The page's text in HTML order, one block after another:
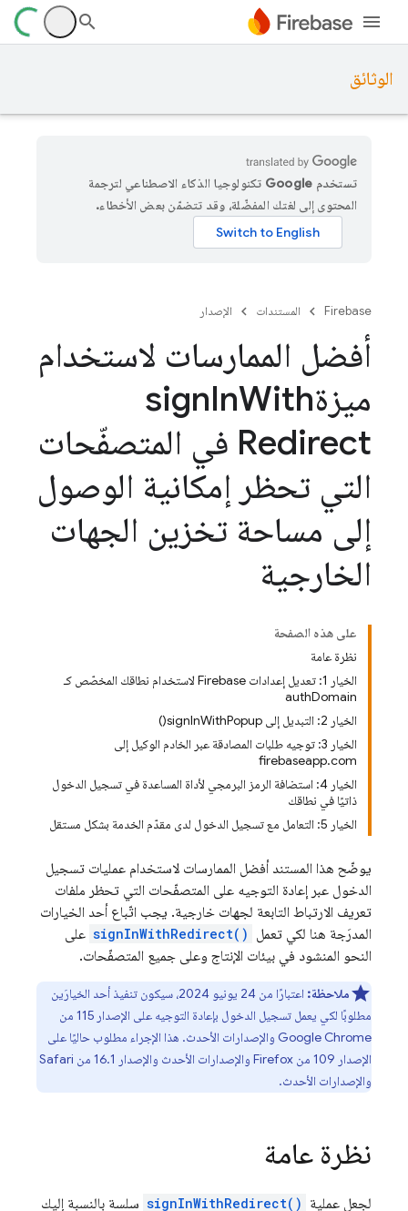
الوثائق
تستخدم Google تكنولوجيا الذكاء الاصطناعي لترجمة
المحتوى إلى لغتك المفضّلة، وقد تتضمّن بعض الأخطاء.
Firebase المستندات الإصدار
أفضل الممارسات لاستخدام
ميزةsign
InWith
Redirect في المتصفّحات
التي تحظر إمكانية الوصول
إلى مساحة تخزين الجهات
الخارجية
على هذه الصفحة
نظرة عامة
الخيار 1: تعديل إعدادات Firebase لاستخدام نطاقك المخصّص كـ
authDomain
الخيار 2: التبديل إلى signInWithPopup()
الخيار 3: توجيه طلبات المصادقة عبر الخادم الوكيل إلى
firebaseapp.com
الخيار 4: استضافة الرمز البرمجي لأداة المساعدة في تسجيل الدخول
ذاتيًا في نطاقك
الخيار 5: التعامل مع تسجيل الدخول لدى مقدّم الخدمة بشكل مستقل
يوضّح هذا المستند أفضل الممارسات لاستخدام عمليات تسجيل
الدخول عبر إعادة التوجيه على المتصفّحات التي تحظر ملفات
تعريف الارتباط التابعة لجهات خارجية. يجب اتّباع أحد الخيارات
المدرَجة هنا لكي تعمل signInWithRedirect() على
النحو المنشود في بيئات الإنتاج وعلى جميع المتصفّحات.
ملاحظة:
اعتبارًا من 24 يونيو 2024، سيكون تنفيذ أحد الخيارَين
مطلوبًا لكي يعمل تسجيل الدخول بإعادة التوجيه على الإصدار 115 من
Google Chrome والإصدارات الأحدث. هذا الإجراء مطلوب حاليًا على
الإصدار 109 من Firefox والإصدارات الأحدث والإصدار 16.1 من Safari
والإصدارات الأحدث.
نظرة عامة
لجعل عملية signInWithRedirect() سلسة بالنسبة إليك